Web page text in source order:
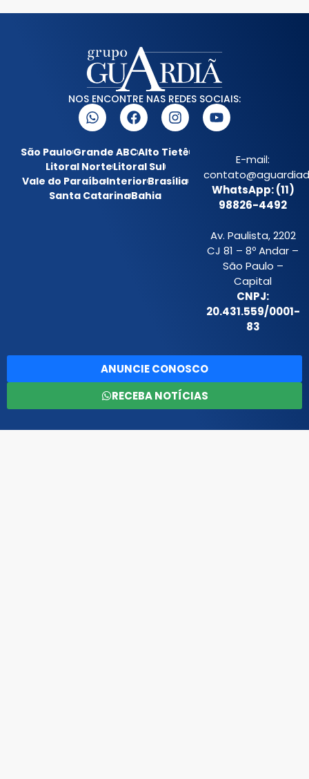
NOS ENCONTRE NAS REDES SOCIAIS:
São PauloGrande ABCAlto Tietê
Litoral NorteLitoral Sul
Vale do ParaíbaInteriorBrasília
Santa CatarinaBahia
E-mail:
WhatsApp: (11)
98826-4492
Av. Paulista, 2202
CJ 81 – 8º Andar –
São Paulo –
Capital
CNPJ:
20.431.559/0001-
83
ANUNCIE CONOSCO
RECEBA NOTÍCIAS